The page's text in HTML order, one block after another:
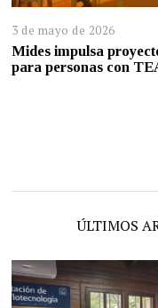
3 de mayo de 2026
Mides impulsa
para personas con
ÚLTIMOS